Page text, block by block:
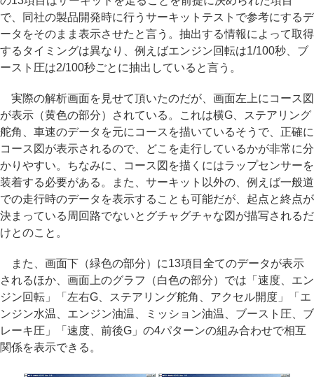
で、同社の製品開発時に行うサーキットテストで参考にするデ
ータをそのまま表示させたと言う。抽出する情報によって取得
するタイミングは異なり、例えばエンジン回転は1/100秒、ブ
ースト圧は2/100秒ごとに抽出していると言う。
実際の解析画面を見せて頂いたのだが、画面左上にコース図
が表示（黄色の部分）されている。これは横G、ステアリング
舵角、車速のデータを元にコースを描いているそうで、正確に
コース図が表示されるので、どこを走行しているかが非常に分
かりやすい。ちなみに、コース図を描くにはラップセンサーを
装着する必要がある。また、サーキット以外の、例えば一般道
での走行時のデータを表示することも可能だが、起点と終点が
決まっている周回路でないとグチャグチャな図が描写されるだ
けとのこと。
また、画面下（緑色の部分）に13項目全てのデータが表示
されるほか、画面上のグラフ（白色の部分）では「速度、エン
ジン回転」「左右G、ステアリング舵角、アクセル開度」「エ
ンジン水温、エンジン油温、ミッション油温、ブースト圧、ブ
レーキ圧」「速度、前後G」の4パターンの組み合わせで相互
関係を表示できる。